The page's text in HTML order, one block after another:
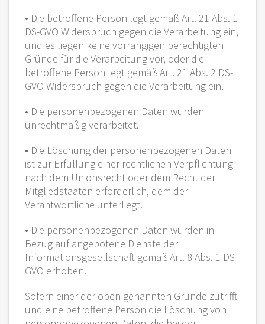
• Die betroffene Person legt gemäß Art. 21 Abs. 1
DS-GVO Widerspruch gegen die Verarbeitung ein,
und es liegen keine vorrangigen berechtigten
Gründe für die Verarbeitung vor, oder die
betroffene Person legt gemäß Art. 21 Abs. 2 DS-
GVO Widerspruch gegen die Verarbeitung ein.
• Die personenbezogenen Daten wurden
unrechtmäßig verarbeitet.
• Die Löschung der personenbezogenen Daten
ist zur Erfüllung einer rechtlichen Verpflichtung
nach dem Unionsrecht oder dem Recht der
Mitgliedstaaten erforderlich, dem der
Verantwortliche unterliegt.
• Die personenbezogenen Daten wurden in
Bezug auf angebotene Dienste der
Informationsgesellschaft gemäß Art. 8 Abs. 1 DS-
GVO erhoben.
Sofern einer der oben genannten Gründe zutrifft
und eine betroffene Person die Löschung von